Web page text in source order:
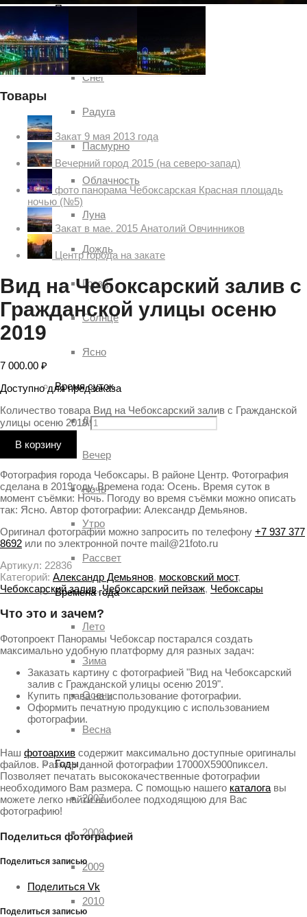
Погода
Туман
Снег
Радуга
Пасмурно
Облачность
Луна
Дождь
Гроза
Солнце
Ясно
Время суток
День
Вечер
Ночь
Утро
Рассвет
Времена года
Лето
Зима
Осень
Весна
Годы
2007
2008
2009
2010
Товары
Закат 9 мая 2013 года
Вечерний город 2015 (на северо-запад)
фото панорама Чебоксарская Красная площадь
ночью (№5)
Закат в мае. 2015 Анатолий Овчинников
Центр города на закате
Вид на Чебоксарский залив с
Гражданской улицы осеню
2019
7 000.00 ₽
Доступно для предзаказа
Количество товара Вид на Чебоксарский залив с Гражданской
улицы осеню 2019
В корзину
Фотография города Чебоксары. В районе Центр. Фотография
сделана в 2019году. Времена года: Осень. Время суток в
момент съёмки: Ночь. Погоду во время съёмки можно описать
так: Ясно. Автор фотографии: Александр Демьянов.
Оригинал фотографии можно запросить по телефону +7 937 377
8692 или по электронной почте mail@21foto.ru
Артикул: 22836
Категорий: Александр Демьянов, московский мост,
Чебоксарский залив,Чебоксарский пейзаж, Чебоксары
Что это и зачем?
Фотопроект Панорамы Чебоксар постарался создать
максимально удобную платформу для разных задач:
Заказать картину с фотографией "Вид на Чебоксарский
залив с Гражданской улицы осеню 2019".
Купить права на использование фотографии.
Оформить печатную продукцию с использованием
фотографии.
Наш фотоархив содержит максимально доступные оригиналы
файлов. Размер данной фотографии 17000X5900пиксел.
Позволяет печатать высококачественные фотографии
необходимого Вам размера. С помощью нашего каталога вы
можете легко найти наиболее подходящюю для Вас
фотографию!
Поделиться фотографией
Поделиться записью
Поделиться Vk
Поделиться записью